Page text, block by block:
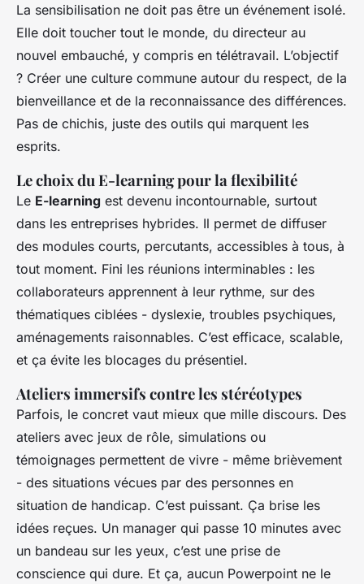
La sensibilisation ne doit pas être un événement isolé.
Elle doit toucher tout le monde, du directeur au
nouvel embauché, y compris en télétravail. L’objectif
? Créer une culture commune autour du respect, de la
bienveillance et de la reconnaissance des différences.
Pas de chichis, juste des outils qui marquent les
esprits.
Le choix du E-learning pour la flexibilité
Le E-learning est devenu incontournable, surtout
dans les entreprises hybrides. Il permet de diffuser
des modules courts, percutants, accessibles à tous, à
tout moment. Fini les réunions interminables : les
collaborateurs apprennent à leur rythme, sur des
thématiques ciblées - dyslexie, troubles psychiques,
aménagements raisonnables. C’est efficace, scalable,
et ça évite les blocages du présentiel.
Ateliers immersifs contre les stéréotypes
Parfois, le concret vaut mieux que mille discours. Des
ateliers avec jeux de rôle, simulations ou
témoignages permettent de vivre - même brièvement
- des situations vécues par des personnes en
situation de handicap. C’est puissant. Ça brise les
idées reçues. Un manager qui passe 10 minutes avec
un bandeau sur les yeux, c’est une prise de
conscience qui dure. Et ça, aucun Powerpoint ne le